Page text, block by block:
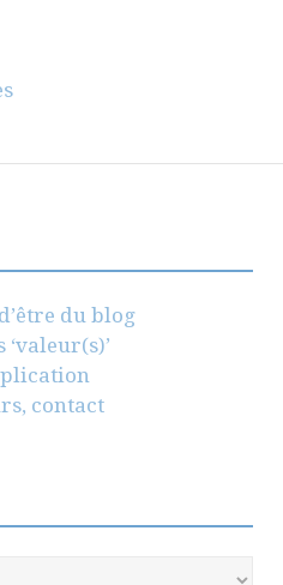
du blog
‘valeur(s)’
contact